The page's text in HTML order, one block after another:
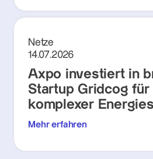
Netze
14.07.2026
Axpo investiert in
Startup Gridcog für
komplexer
Mehr erfahren